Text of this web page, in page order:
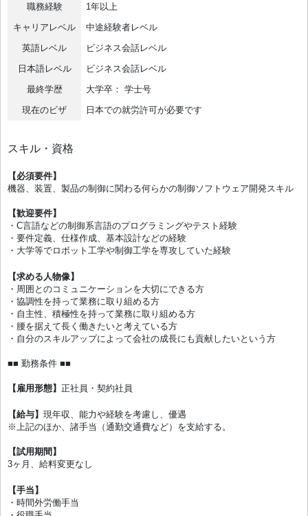
職務経験
1年以上
キャリアレベル
中途経験者レベル
英語レベル
ビジネス会話レベル
日本語レベル
ビジネス会話レベル
最終学歴
大学卒： 学士号
現在のビザ
日本での就労許可が必要です
スキル・資格
【必須要件】
機器、装置、製品の制御に関わる何らかの制御ソフトウェア開発スキル
【歓迎要件】
・C⾔語などの制御系⾔語のプログラミングやテスト経験
・要件定義、仕様作成、基本設計などの経験
・⼤学等でロボット⼯学や制御⼯学を専攻していた経験
【求める⼈物像】
・周囲とのコミュニケーションを⼤切にできる⽅
・協調性を持って業務に取り組める⽅
・⾃主性、積極性を持って業務に取り組める⽅
・腰を据えて⻑く働きたいと考えている⽅
・⾃分のスキルアップによって会社の成⻑にも貢献したいという⽅
■■ 勤務条件 ■■
【雇用形態】 正社員・契約社員
【給与】 現年収、能⼒や経験を考慮し、優遇
※上記のほか、諸⼿当（通勤交通費など）を⽀給する。
【試⽤期間】
3ヶ⽉、給料変更なし
【手当】
・時間外労働⼿当